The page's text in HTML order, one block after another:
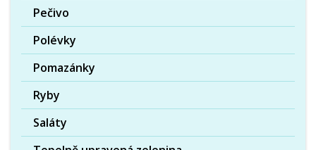
Pečivo
Polévky
Pomazánky
Ryby
Saláty